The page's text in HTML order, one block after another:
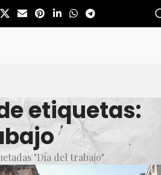
etiquetas:
"Día del trabajo"